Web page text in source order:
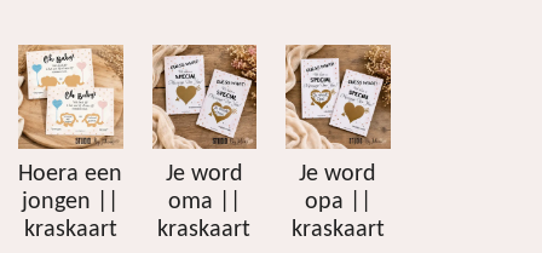
Hoera een
jongen ||
kraskaart
Je word
oma ||
kraskaart
Je word
opa ||
kraskaart